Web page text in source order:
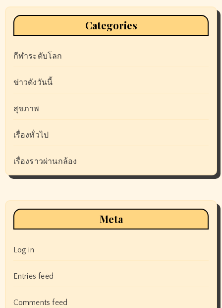
Categories
กีฬาระดับโลก
ข่าวดังวันนี้
สุขภาพ
เรื่องทั่วไป
เรื่องราวผ่านกล้อง
Meta
Log in
Entries feed
Comments feed